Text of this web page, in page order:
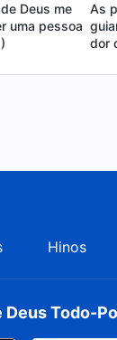
Deus me
uma pessoa
As
dor
Hinos
Deus Todo-